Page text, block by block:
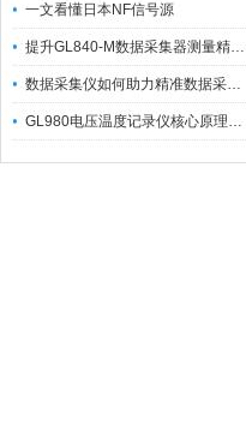
一文看懂日本NF信号源
提升GL840-M数据采集器测量精度的操作秘籍
数据采集仪如何助力精准数据采集与分析？​
GL980电压温度记录仪核心原理及行业应用